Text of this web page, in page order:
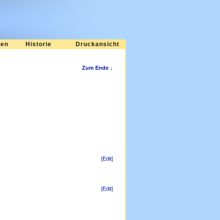
Historie Druckansicht
Zum Ende ↓
[Edit]
[Edit]